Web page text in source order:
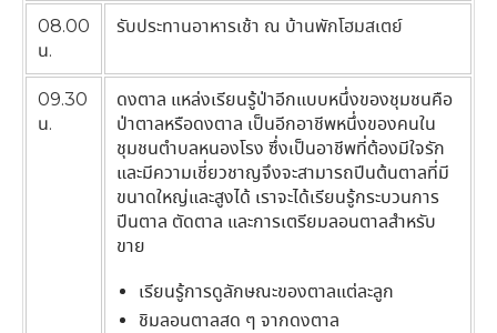
08.00
น.
รับประทานอาหารเช้า ณ บ้านพักโฮมสเตย์
09.30
น.
ดงตาล แหล่งเรียนรู้ป่าอีกแบบหนึ่งของชุมชนคือ
ป่าตาลหรือดงตาล เป็นอีกอาชีพหนึ่งของคนใน
ชุมชนตำบลหนองโรง ซึ่งเป็นอาชีพที่ต้องมีใจรัก
และมีความเชี่ยวชาญจึงจะสามารถปีนต้นตาลที่มี
ขนาดใหญ่และสูงได้ เราจะได้เรียนรู้กระบวนการ
ปีนตาล ตัดตาล และการเตรียมลอนตาลสำหรับ
ขาย
เรียนรู้การดูลักษณะของตาลแต่ละลูก
ชิมลอนตาลสด ๆ จากดงตาล